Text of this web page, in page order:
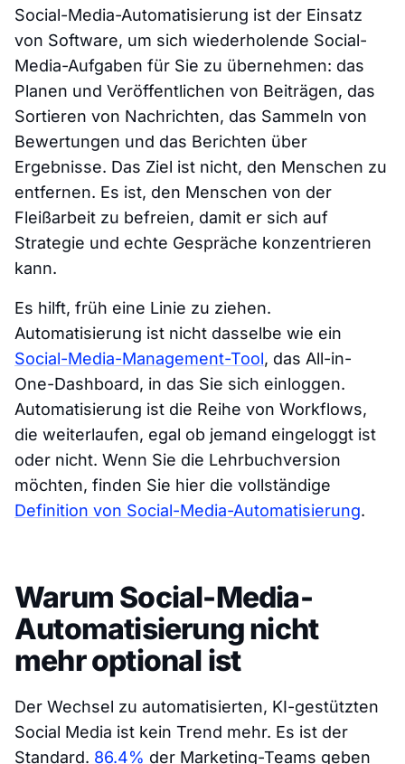
Social-Media-Automatisierung ist der Einsatz
von Software, um sich wiederholende Social-
Media-Aufgaben für Sie zu übernehmen: das
Planen und Veröffentlichen von Beiträgen, das
Sortieren von Nachrichten, das Sammeln von
Bewertungen und das Berichten über
Ergebnisse. Das Ziel ist nicht, den Menschen zu
entfernen. Es ist, den Menschen von der
Fleißarbeit zu befreien, damit er sich auf
Strategie und echte Gespräche konzentrieren
kann.
Es hilft, früh eine Linie zu ziehen.
Automatisierung ist nicht dasselbe wie ein
Social-Media-Management-Tool, das All-in-
One-Dashboard, in das Sie sich einloggen.
Automatisierung ist die Reihe von Workflows,
die weiterlaufen, egal ob jemand eingeloggt ist
oder nicht. Wenn Sie die Lehrbuchversion
möchten, finden Sie hier die vollständige
Definition von Social-Media-Automatisierung.
Warum Social-Media-
Automatisierung nicht
mehr optional ist
Der Wechsel zu automatisierten, KI-gestützten
Social Media ist kein Trend mehr. Es ist der
Standard. 86.4% der Marketing-Teams geben